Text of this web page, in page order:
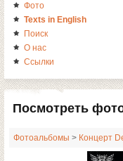
Фото
Texts in English
Поиск
О нас
Ссылки
Посмотреть
Фотоальбомы > Концерт